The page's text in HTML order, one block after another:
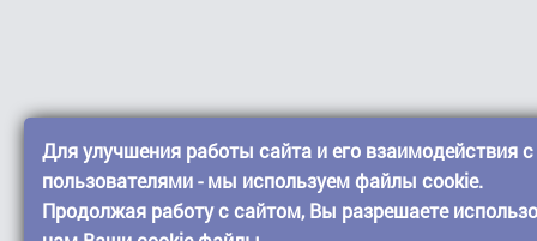
Для улучшения работы сайта и его взаимодействия с
пользователями - мы используем файлы cookie.
Продолжая работу с сайтом, Вы разрешаете